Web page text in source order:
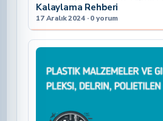
Kalaylama Rehberi
17 Aralık 2024 · 0 yorum